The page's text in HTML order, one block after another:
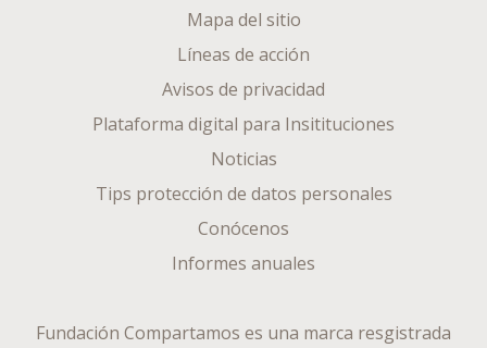
Mapa del sitio
Líneas de acción
Avisos de privacidad
Plataforma digital para Insitituciones
Noticias
Tips protección de datos personales
Conócenos
Informes anuales
Fundación Compartamos es una marca resgistrada